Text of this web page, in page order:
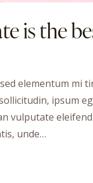
is the
elementum mi
ipsum
vulputate
unde…